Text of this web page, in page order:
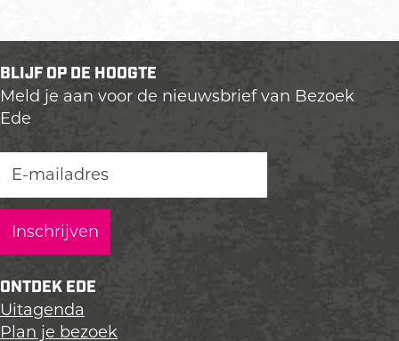
BLIJF OP DE HOOGTE
Meld je aan voor de nieuwsbrief van Bezoek
Ede
ONTDEK EDE
Uitagenda
Plan je bezoek